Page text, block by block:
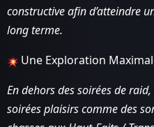
constructive afin d’atteindre
long terme.
Une Exploration
En dehors des soirées de
soirées plaisirs comme des